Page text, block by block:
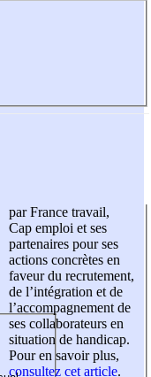
par France travail,
Cap emploi et ses
partenaires pour ses
actions concrètes en
faveur du recrutement,
de l’intégration et de
l’accompagnement de
ses collaborateurs en
situation de handicap.
Pour en savoir plus,
consultez cet article.